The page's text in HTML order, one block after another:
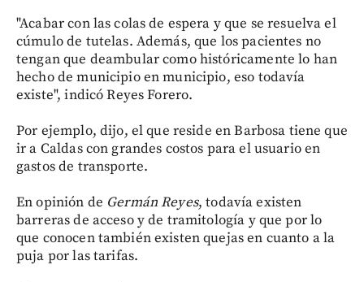
"Acabar con las colas de espera y que se resuelva el
cúmulo de tutelas. Además, que los pacientes no
tengan que deambular como históricamente lo han
hecho de municipio en municipio, eso todavía
existe", indicó Reyes Forero.
Por ejemplo, dijo, el que reside en Barbosa tiene que
ir a Caldas con grandes costos para el usuario en
gastos de transporte.
En opinión de Germán Reyes, todavía existen
barreras de acceso y de tramitología y que por lo
que conocen también existen quejas en cuanto a la
puja por las tarifas.